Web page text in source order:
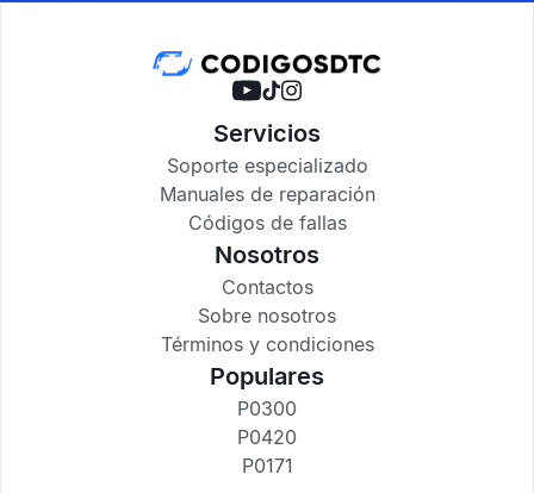
Servicios
Soporte especializado
Manuales de reparación
Códigos de fallas
Nosotros
Contactos
Sobre nosotros
Términos y condiciones
Populares
P0300
P0420
P0171